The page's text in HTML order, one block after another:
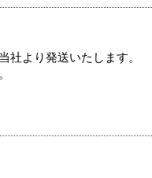
社より発送いたします。